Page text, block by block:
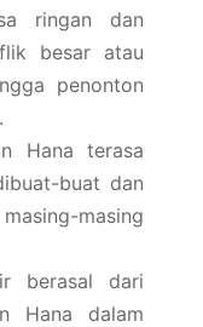
ringan dan
besar atau
penonton
Hana terasa
buat dan
masing
berasal dari
Hana dalam